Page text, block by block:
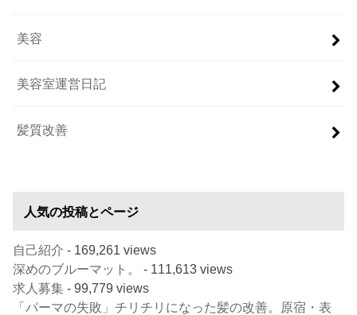
美容
美容室運営日記
髪質改善
人気の投稿とページ
自己紹介 - 169,261 views
深めのブルーマット。
- 111,613 views
求人募集 - 99,779 views
「パーマの失敗」チリチリになった髪の改善。原宿・表